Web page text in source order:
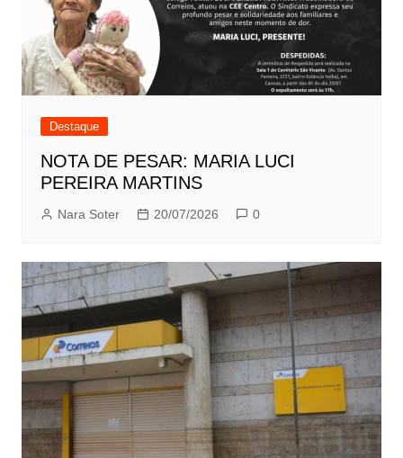
Destaque
NOTA DE PESAR: MARIA LUCI
PEREIRA MARTINS
Nara Soter 20/07/2026 0